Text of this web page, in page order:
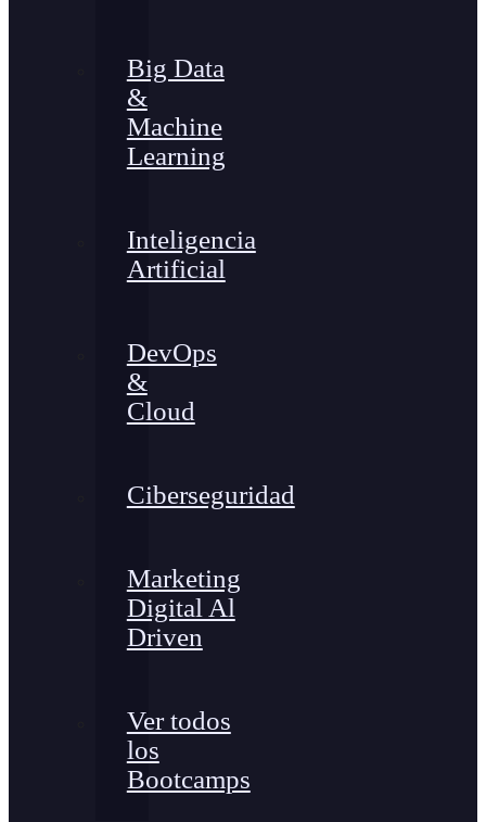
Big Data
&
Machine
Learning
Inteligencia
Artificial
DevOps
&
Cloud
Ciberseguridad
Marketing
Digital Al
Driven
Ver todos
los
Bootcamps